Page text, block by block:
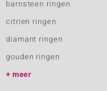
barnsteen ringen
citrien ringen
diamant ringen
gouden ringen
meer